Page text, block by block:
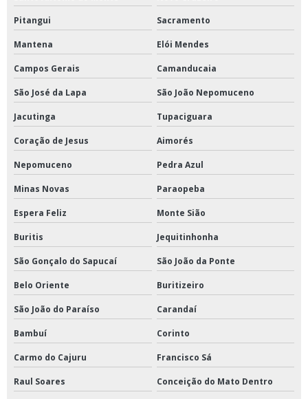
Pitangui Sacramento
Mantena Elói Mendes
Campos Gerais Camanducaia
São José da Lapa São João Nepomuceno
Jacutinga Tupaciguara
Coração de Jesus Aimorés
Nepomuceno Pedra Azul
Minas Novas Paraopeba
Espera Feliz Monte Sião
Buritis Jequitinhonha
São Gonçalo do Sapucaí São João da Ponte
Belo Oriente Buritizeiro
São João do Paraíso Carandaí
Bambuí Corinto
Carmo do Cajuru Francisco Sá
Raul Soares Conceição do Mato Dentro